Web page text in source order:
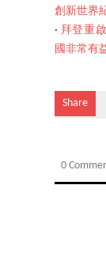
創新世界
‧ 拜登重
國非常有
Share
0